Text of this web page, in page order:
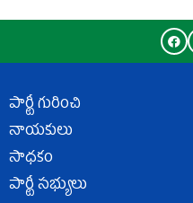
పార్టీ గురించి
నాయకులు
సాధకం
పార్టీ సభ్యులు